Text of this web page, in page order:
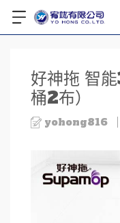
好神拖 智
桶2布）
yohong816